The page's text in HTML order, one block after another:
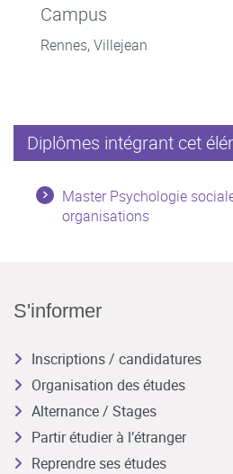
Campus
Rennes, Villejean
Diplômes intégrant cet
Master Psychologie
organisations
S'informer
Inscriptions / candidatures
Organisation des études
Alternance / Stages
Partir étudier à l’étranger
Reprendre ses études